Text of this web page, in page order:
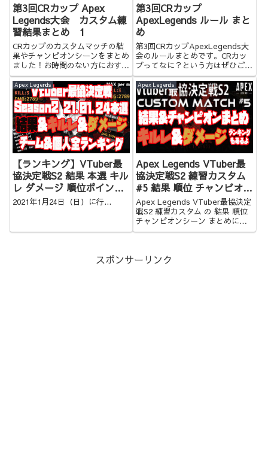
第3回CRカップ Apex
Legends大会 カスタム練
習結果まとめ 1
CRカップのカスタムマッチの結
果やチャンピオンシーンをまとめ
ました！お時間のない方におすす
めです！
第3回CRカップ
ApexLegends ルール まと
め
第3回CRカップApexLegends大
会のルールまとめです。CRカッ
プってなに？という方はぜひご覧
ください！
Apex Legends
【ランキング】VTuber最
協決定戦S2 結果 本選 キル
レ ダメージ 順位ポイント
ランキング 全個人&チーム
2021年1月24日（日）に行...
Apex Legends
Apex Legends VTuber最
協決定戦S2 練習カスタム
#5 結果 順位 チャンピオン
シーン まとめ キルレ ダメ
ージランキング
Apex Legends VTuber最協決定
戦S2 練習カスタム の 結果 順位
チャンピオンシーン まとめにな
ります！キルレ&ダメージランキ
スポンサーリンク